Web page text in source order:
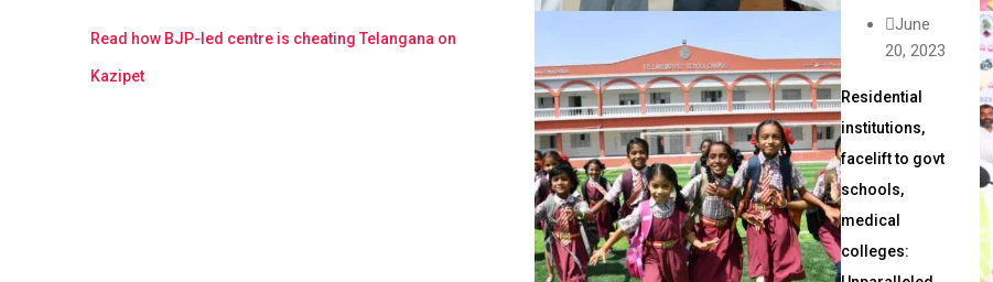
Read how BJP-led centre is cheating Telangana on
Kazipet
June
20, 2023
Residential
institutions,
facelift to govt
schools,
medical
colleges: